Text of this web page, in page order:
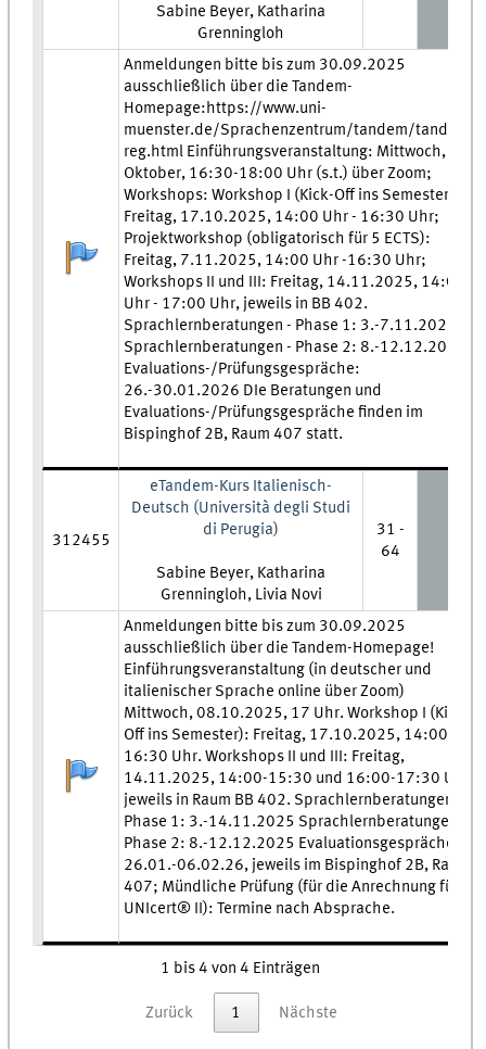
Lehrkraft:
Sabine Beyer, Katharina
Grenningloh
Anmeldestatus:
Zeit und Ort:
Anmeldungen bitte bis zum 30.09.2025
ausschließlich über die Tandem-
Homepage:https://www.uni-
muenster.de/Sprachenzentrum/tandem/tandem-
reg.html Einführungsveranstaltung: Mittwoch, 8.
Oktober, 16:30-18:00 Uhr (s.t.) über Zoom;
Workshops: Workshop I (Kick-Off ins Semester):
Freitag, 17.10.2025, 14:00 Uhr - 16:30 Uhr;
Projektworkshop (obligatorisch für 5 ECTS):
Freitag, 7.11.2025, 14:00 Uhr -16:30 Uhr;
Workshops II und III: Freitag, 14.11.2025, 14:00
Uhr - 17:00 Uhr, jeweils in BB 402.
Sprachlernberatungen - Phase 1: 3.-7.11.2025,
Sprachlernberatungen - Phase 2: 8.-12.12.2025
Evaluations-/Prüfungsgespräche:
26.-30.01.2026 DIe Beratungen und
Evaluations-/Prüfungsgespräche finden im
Bispinghof 2B, Raum 407 statt.
312455
eTandem-Kurs Italienisch-
Deutsch (Università degli Studi
di Perugia)
Lehrkraft:
Sabine Beyer, Katharina
Grenningloh, Livia Novi
31 -
64
Anmeldestatus:
Zeit und Ort:
Anmeldungen bitte bis zum 30.09.2025
ausschließlich über die Tandem-Homepage!
Einführungsveranstaltung (in deutscher und
italienischer Sprache online über Zoom)
Mittwoch, 08.10.2025, 17 Uhr. Workshop I (Kick-
Off ins Semester): Freitag, 17.10.2025, 14:00-
16:30 Uhr. Workshops II und III: Freitag,
14.11.2025, 14:00-15:30 und 16:00-17:30 Uhr,
jeweils in Raum BB 402. Sprachlernberatungen -
Phase 1: 3.-14.11.2025 Sprachlernberatungen -
Phase 2: 8.-12.12.2025 Evaluationsgespräche:
26.01.-06.02.26, jeweils im Bispinghof 2B, Raum
407; Mündliche Prüfung (für die Anrechnung für
UNIcert® II): Termine nach Absprache.
1 bis 4 von 4 Einträgen
Zurück 1 Nächste